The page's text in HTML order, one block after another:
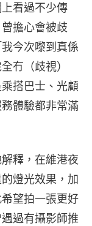
看過不少傳
擔心會被歧
今次嚟到真係
冇（歧視）
搭巴士、光顧
體驗都非常滿
釋，在維港夜
燈光效果，加
望拍一張更好
過有攝影師推